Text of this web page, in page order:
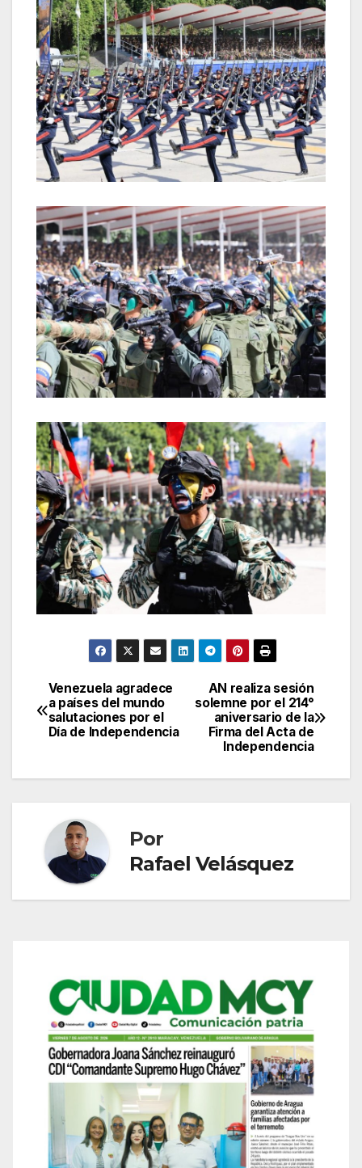
Navegación
de
AN realiza sesión
solemne por el 214°
aniversario de la
Firma del Acta de
Independencia
Venezuela agradece
a países del mundo
salutaciones por el
Día de Independencia
Por
Rafael Velásquez